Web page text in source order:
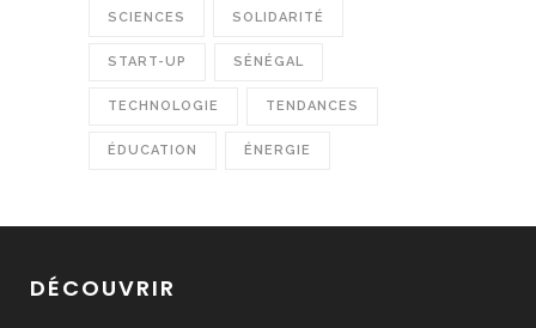
SCIENCES SOLIDARITÉ
START-UP SÉNÉGAL
TECHNOLOGIE TENDANCES
ÉDUCATION ÉNERGIE
DÉCOUVRIR